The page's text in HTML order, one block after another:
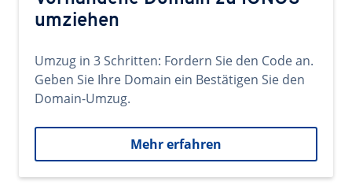
umziehen
Umzug in 3 Schritten: Fordern Sie den Code an.
Geben Sie Ihre Domain ein Bestätigen Sie den
Domain-Umzug.
Mehr erfahren